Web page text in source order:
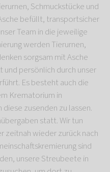
Schmuckstücke und
befüllt, transportsicher
Team in die jeweilige
werden Tierurnen,
sorgsam mit Asche
persönlich durch unser
Es besteht auch die
Krematorium in
zusenden zu lassen.
statt. Wir tun
zeitnah wieder zurück nach
sind
unsere Streubeete in